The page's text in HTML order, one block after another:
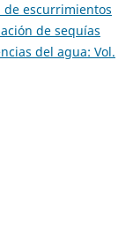
escurrimientos
de sequías
del agua: Vol.